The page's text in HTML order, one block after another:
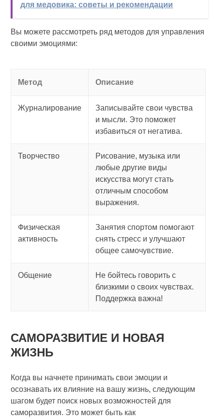
для медовика: советы и рекомендации
Вы можете рассмотреть ряд методов для управления
своими эмоциями:
Метод Описание
Журналирование
Записывайте свои чувства
и мысли. Это поможет
избавиться от негатива.
Творчество
Рисование, музыка или
любые другие виды
искусства могут стать
отличным способом
выражения.
Физическая
активность
Занятия спортом помогают
снять стресс и улучшают
общее самочувствие.
Общение
Не бойтесь говорить с
близкими о своих чувствах.
Поддержка важна!
САМОРАЗВИТИЕ И НОВАЯ
ЖИЗНЬ
Когда вы начнете принимать свои эмоции и
осознавать их влияние на вашу жизнь, следующим
шагом будет поиск новых возможностей для
саморазвития. Это может быть как